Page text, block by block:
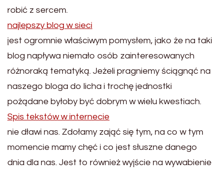
robić z sercem.
najlepszy blog w sieci
jest ogromnie właściwym pomysłem, jako że na taki
blog napływa niemało osób zainteresowanych
różnoraką tematyką. Jeżeli pragniemy ściągnąć na
naszego bloga do licha i trochę jednostki
pożądane byłoby być dobrym w wielu kwestiach.
Spis tekstów w internecie
nie dławi nas. Zdołamy zająć się tym, na co w tym
momencie mamy chęć i co jest słuszne danego
dnia dla nas. Jest to również wyjście na wywabienie